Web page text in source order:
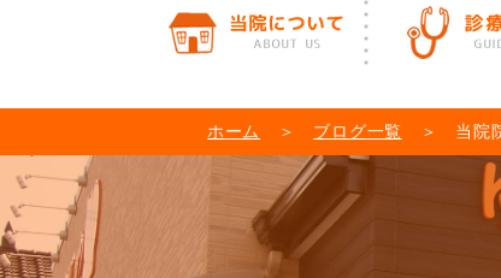
ホーム ＞ ブログ一覧 ＞ 当院院